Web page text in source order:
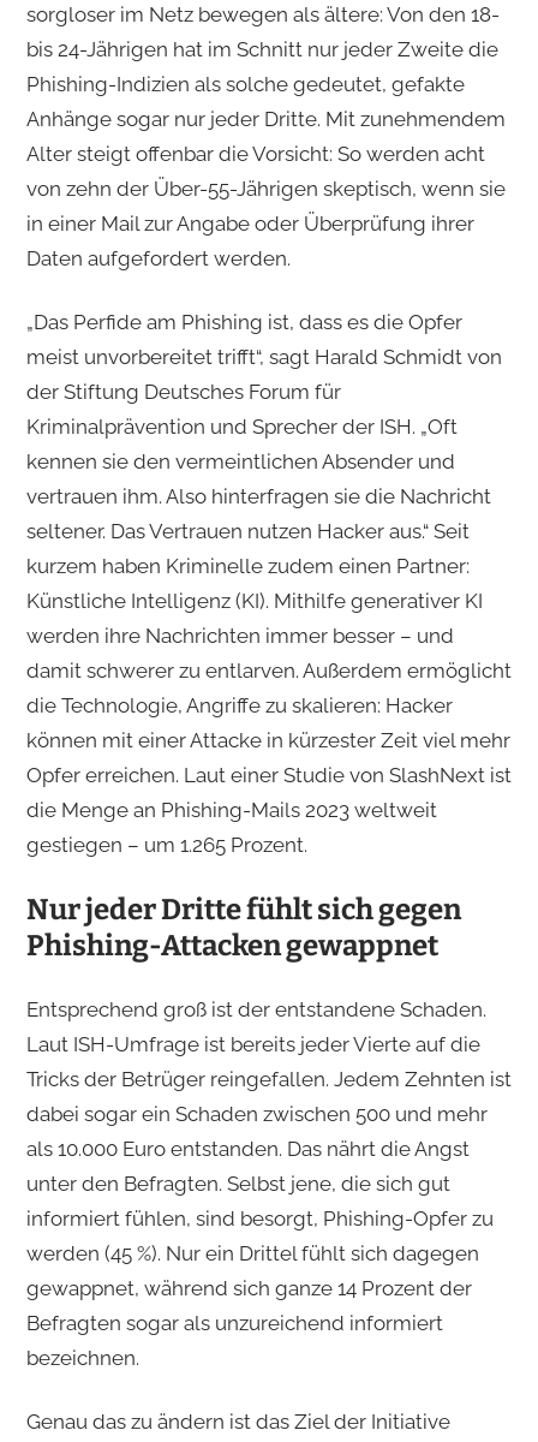
sorgloser im Netz bewegen als ältere: Von den 18-
bis 24-Jährigen hat im Schnitt nur jeder Zweite die
Phishing-Indizien als solche gedeutet, gefakte
Anhänge sogar nur jeder Dritte. Mit zunehmendem
Alter steigt offenbar die Vorsicht: So werden acht
von zehn der Über-55-Jährigen skeptisch, wenn sie
in einer Mail zur Angabe oder Überprüfung ihrer
Daten aufgefordert werden.
„Das Perfide am Phishing ist, dass es die Opfer
meist unvorbereitet trifft“, sagt Harald Schmidt von
der Stiftung Deutsches Forum für
Kriminalprävention und Sprecher der ISH. „Oft
kennen sie den vermeintlichen Absender und
vertrauen ihm. Also hinterfragen sie die Nachricht
seltener. Das Vertrauen nutzen Hacker aus.“ Seit
kurzem haben Kriminelle zudem einen Partner:
Künstliche Intelligenz (KI). Mithilfe generativer KI
werden ihre Nachrichten immer besser – und
damit schwerer zu entlarven. Außerdem ermöglicht
die Technologie, Angriffe zu skalieren: Hacker
können mit einer Attacke in kürzester Zeit viel mehr
Opfer erreichen. Laut einer Studie von SlashNext ist
die Menge an Phishing-Mails 2023 weltweit
gestiegen – um 1.265 Prozent.
Nur jeder Dritte fühlt sich gegen
Phishing-Attacken gewappnet
Entsprechend groß ist der entstandene Schaden.
Laut ISH-Umfrage ist bereits jeder Vierte auf die
Tricks der Betrüger reingefallen. Jedem Zehnten ist
dabei sogar ein Schaden zwischen 500 und mehr
als 10.000 Euro entstanden. Das nährt die Angst
unter den Befragten. Selbst jene, die sich gut
informiert fühlen, sind besorgt, Phishing-Opfer zu
werden (45 %). Nur ein Drittel fühlt sich dagegen
gewappnet, während sich ganze 14 Prozent der
Befragten sogar als unzureichend informiert
bezeichnen.
Genau das zu ändern ist das Ziel der Initiative